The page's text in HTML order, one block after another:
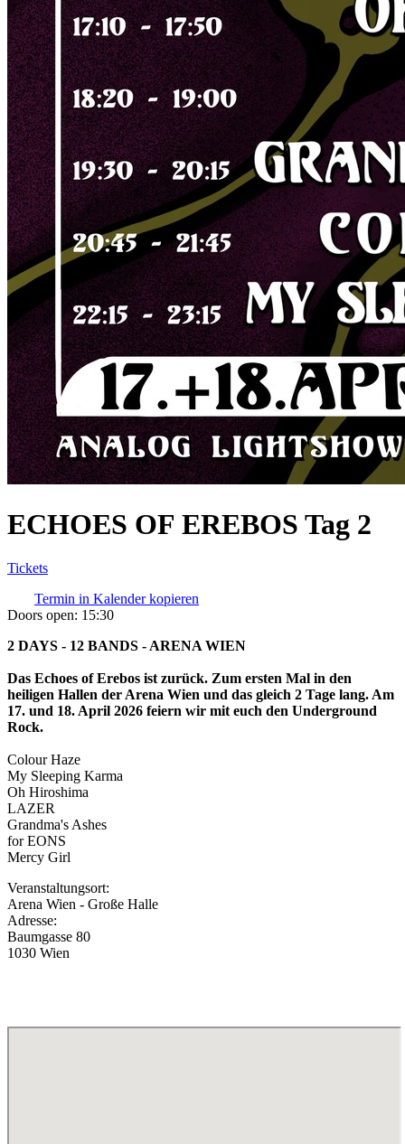
ECHOES OF EREBOS Tag 2
Tickets
Termin in Kalender kopieren
Doors open: 15:30
2 DAYS - 12 BANDS - ARENA WIEN
Das Echoes of Erebos ist zurück. Zum ersten Mal in den
heiligen Hallen der Arena Wien und das gleich 2 Tage lang. Am
17. und 18. April 2026 feiern wir mit euch den Underground
Rock.
Colour Haze
My Sleeping Karma
Oh Hiroshima
LAZER
Grandma's Ashes
for EONS
Mercy Girl
Veranstaltungsort:
Arena Wien - Große Halle
Adresse:
Baumgasse 80
1030 Wien